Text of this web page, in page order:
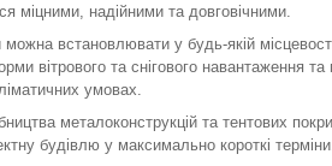
міцними, надійними та довговічними.
можна встановлювати у будь-якій
вітрового та снігового навантаження
умовах.
металоконструкцій та тентових
будівлю у максимально короткі